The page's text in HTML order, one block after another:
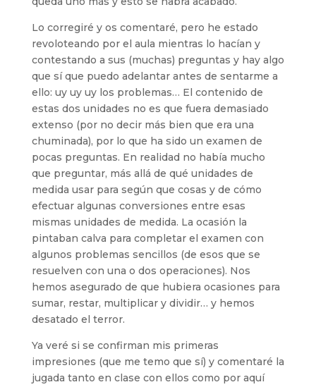
Lo corregiré y os comentaré, pero he estado
revoloteando por el aula mientras lo hacían y
contestando a sus (muchas) preguntas y hay algo
que sí que puedo adelantar antes de sentarme a
ello: uy uy uy los problemas… El contenido de
estas dos unidades no es que fuera demasiado
extenso (por no decir más bien que era una
chuminada), por lo que ha sido un examen de
pocas preguntas. En realidad no había mucho
que preguntar, más allá de qué unidades de
medida usar para según que cosas y de cómo
efectuar algunas conversiones entre esas
mismas unidades de medida. La ocasión la
pintaban calva para completar el examen con
algunos problemas sencillos (de esos que se
resuelven con una o dos operaciones). Nos
hemos asegurado de que hubiera ocasiones para
sumar, restar, multiplicar y dividir… y hemos
desatado el terror.
Ya veré si se confirman mis primeras
impresiones (que me temo que sí) y comentaré la
jugada tanto en clase con ellos como por aquí